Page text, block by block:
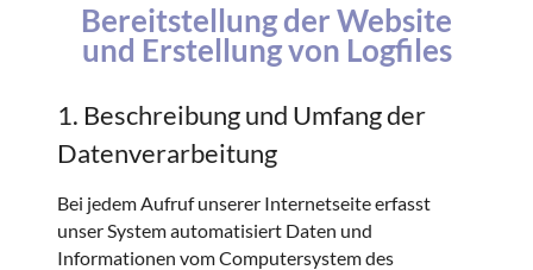
Bereitstellung der Website
und Erstellung von Logfiles
1. Beschreibung und Umfang der
Datenverarbeitung
Bei jedem Aufruf unserer Internetseite erfasst
unser System automatisiert Daten und
Informationen vom Computersystem des